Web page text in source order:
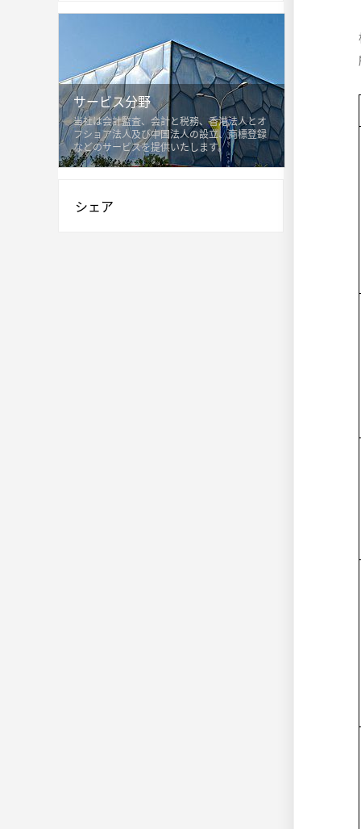
サービス分野
当社は会計監査、会計と税務、香港法人とオ
フショア法人及び中国法人の設立、商標登録
などのサービスを提供いたします。
シェア